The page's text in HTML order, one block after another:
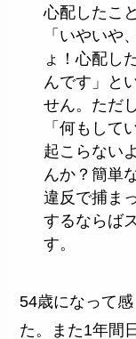
心配したこ
「いやいや
ょ！心配し
んです」と
せん。ただ
「何もして
起こらない
んか？簡単
違反で捕ま
するならば
す。
54歳になって
た。また1年間